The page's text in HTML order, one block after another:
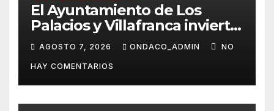
El Ayuntamiento de Los
Palacios y Villafranca invierte
más de 560.000 euros en la
mejora Pista de Atletismo
Rafael Curado Tejero con
nueva iluminación y la
colocación de césped
AGOSTO 7, 2026 ONDACO_ADMIN NO
HAY COMENTARIOS